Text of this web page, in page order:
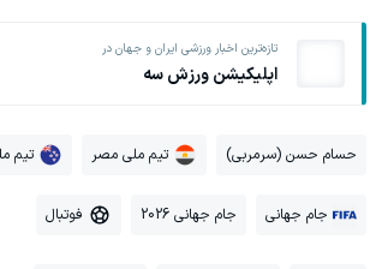
تازه‌ترین اخبار ورزشی ایران و جهان در
اپلیکیشن ورزش سه
حسام حسن (سرمربی) تیم ملی مصر تیم
جام جهانی جام جهانی 2026 فوتبال